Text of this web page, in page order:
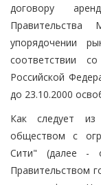
договору
упорядочении
соответствии
Российской
до 23.10.2000
Как следует из
обществом с
Сити" (далее -
Правительством